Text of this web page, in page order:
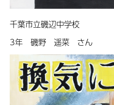
千葉市立磯辺中学校
3年 磯野 遥菜 さん